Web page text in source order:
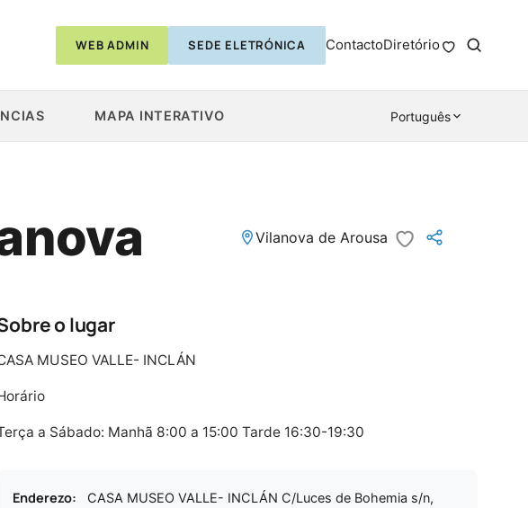
WEB ADMIN SEDE ELETRÓNICA ContactoDiretório
MAPA INTERATIVO Português
Vilanova de Arousa
o lugar
MUSEO VALLE- INCLÁN
a Sábado: Manhã 8:00 a 15:00 Tarde 16:30-19:30
Enderezo:
CASA MUSEO VALLE- INCLÁN C/Luces de Bohemia s/n,